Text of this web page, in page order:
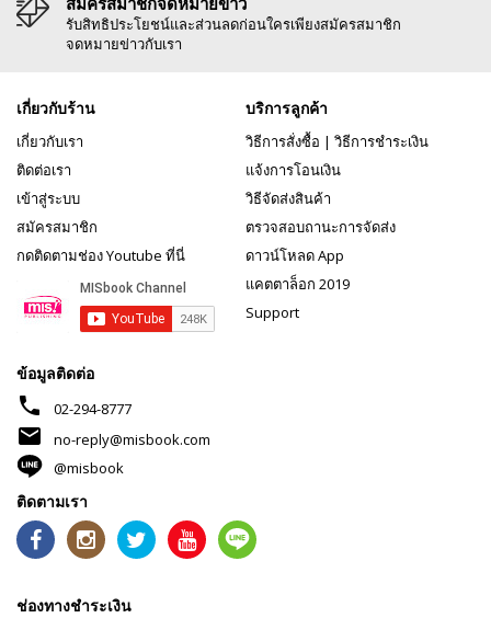
รับสิทธิประโยชน์และส่วนลดก่อนใครเพียงสมัครสมาชิก
จดหมายข่าวกับเรา
เกี่ยวกับร้าน
เกี่ยวกับเรา
ติดต่อเรา
เข้าสู่ระบบ
สมัครสมาชิก
กดติดตามช่อง Youtube ที่นี่
บริการลูกค้า
วิธีการสั่งซื้อ | วิธีการชำระเงิน
แจ้งการโอนเงิน
วิธีจัดส่งสินค้า
ตรวจสอบถานะการจัดส่ง
ดาวน์โหลด App
แคตตาล็อก 2019
Support
ข้อมูลติดต่อ
phone 02-294-8777
mail
no-reply@misbook.com
@misbook
ติดตามเรา
ช่องทางชำระเงิน